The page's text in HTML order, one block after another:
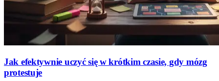
Jak efektywnie uczyć się w krótkim czasie, gdy mózg
protestuje